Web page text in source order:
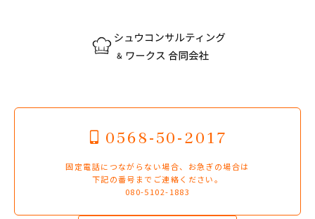
0568-50-2017
固定電話につながらない場合、お急ぎの場合は
下記の番号までご連絡ください。
080-5102-1883